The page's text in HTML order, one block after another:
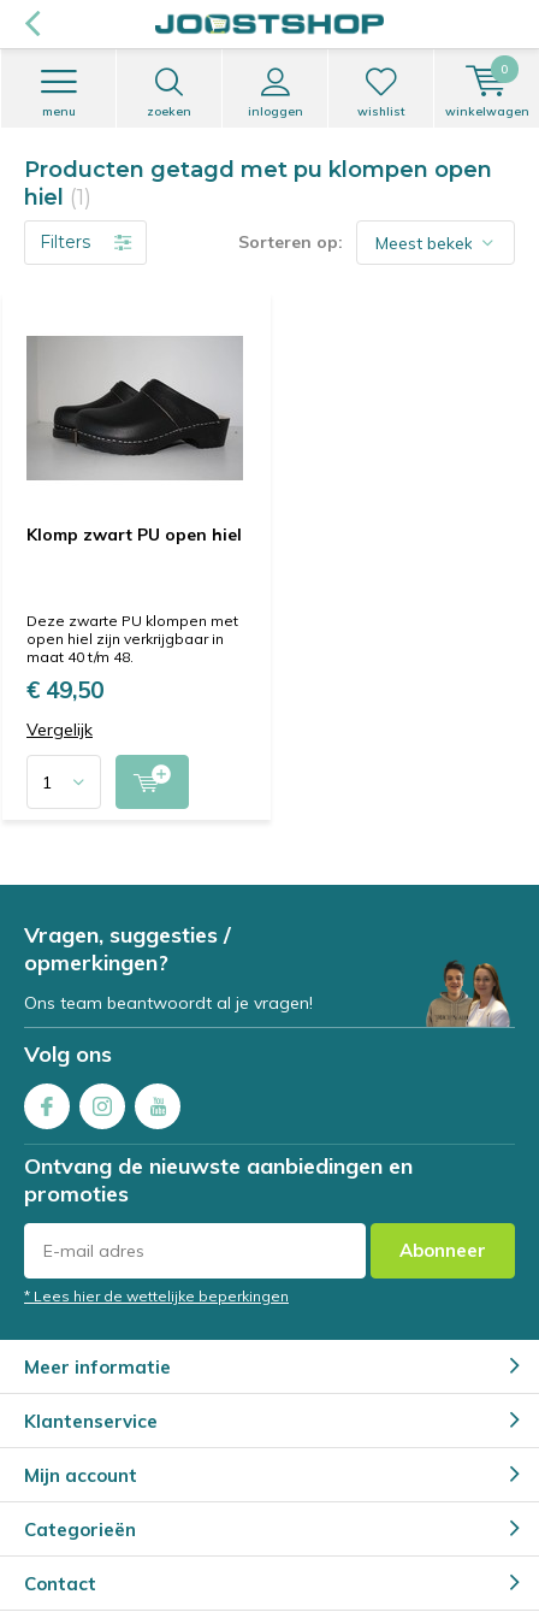
zoeken inloggen
menu wishlist winkelwagen
0
Producten getagd met pu klompen open
hiel (1)
Filters Sorteren op:
Klomp zwart PU open hiel
Deze zwarte PU klompen met
open hiel zijn verkrijgbaar in
maat 40 t/m 48.
€ 49,50
Vergelijk
Vragen, suggesties /
opmerkingen?
Ons team beantwoordt al je vragen!
Volg ons
Ontvang de nieuwste aanbiedingen en
promoties
Abonneer
* Lees hier de wettelijke beperkingen
Meer informatie
Klantenservice
Mijn account
Categorieën
Contact